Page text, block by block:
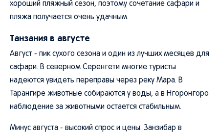
хороший пляжный сезон, поэтому сочетание сафари и
пляжа получается очень удачным.
Танзания в августе
Август - пик сухого сезона и один из лучших месяцев для
сафари. В северном Серенгети многие туристы
надеются увидеть переправы через реку Мара. В
Тарангире животные собираются у воды, а в Нгоронгоро
наблюдение за животными остается стабильным.
Минус августа - высокий спрос и цены. Занзибар в